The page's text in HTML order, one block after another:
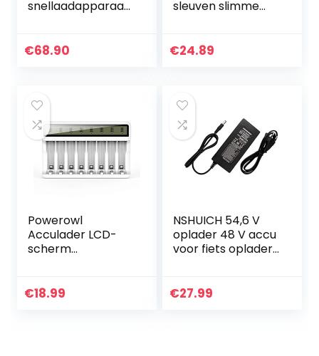
snellaadapparaat
accu’s AA/AAA,
€68.90
sleuven slimme
AA AAA C D Ni-
€24.89
Powerowl
Acculader LCD-
scherm
onafhankelijke
€18.99
NSHUICH 54,6 V
oplader 48 V accu
voor fiets oplader
1,5 A VCA Li-Ion
€27.99